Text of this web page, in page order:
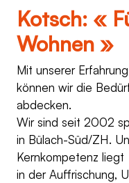
Kotsch: «
Wohnen »
Mit unserer
können wir die
abdecken.
Wir sind seit 2002
in Bülach-Süd/ZH.
Kernkompetenz liegt
in der Auffrischung,